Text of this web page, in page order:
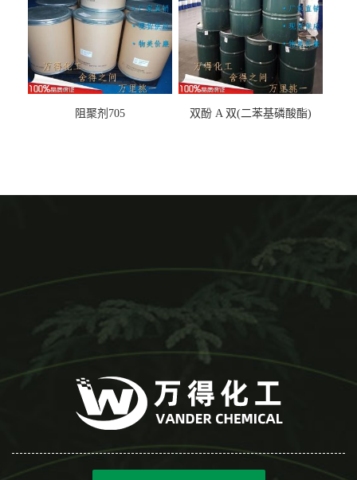
阻聚剂705 双酚 A 双(二苯基磷酸酯)